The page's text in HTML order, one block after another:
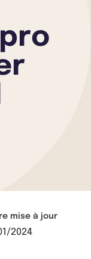
mise à jour
2024